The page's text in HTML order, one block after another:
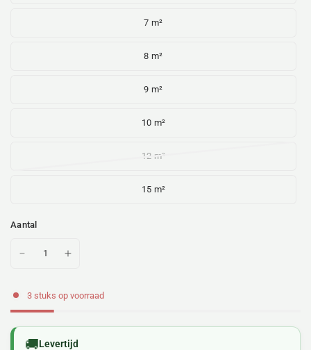
7 m²
8 m²
9 m²
10 m²
12 m²
15 m²
Aantal
3 stuks op voorraad
Levertijd